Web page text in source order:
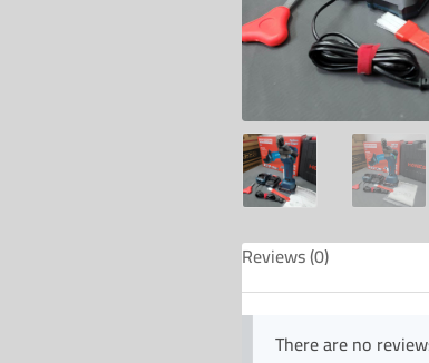
Reviews (0)
There are no